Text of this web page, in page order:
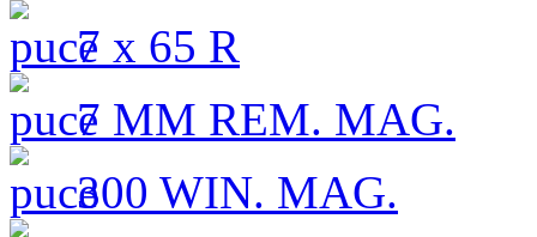
7 x 65 R
7 MM REM. MAG.
300 WIN. MAG.